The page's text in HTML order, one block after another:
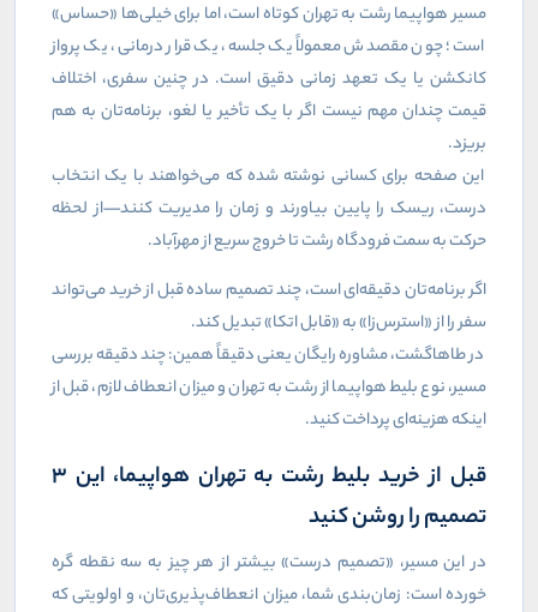
مسیر هواپیما رشت به تهران کوتاه است، اما برای خیلی‌ها «حساس»
است؛ چون مقصدش معمولاً یک جلسه، یک قرار درمانی، یک پرواز
کانکشن یا یک تعهد زمانی دقیق است. در چنین سفری، اختلاف
قیمت چندان مهم نیست اگر با یک تأخیر یا لغو، برنامه‌تان به هم
بریزد.
این صفحه برای کسانی نوشته شده که می‌خواهند با یک انتخاب
درست، ریسک را پایین بیاورند و زمان را مدیریت کنند—از لحظه
حرکت به سمت فرودگاه رشت تا خروج سریع از مهرآباد.
اگر برنامه‌تان دقیقه‌ای است، چند تصمیم ساده قبل از خرید می‌تواند
سفر را از «استرس‌زا» به «قابل اتکا» تبدیل کند.
در طاهاگشت، مشاوره رایگان یعنی دقیقاً همین: چند دقیقه بررسی
مسیر، نوع بلیط هواپیما از رشت به تهران و میزان انعطاف لازم، قبل از
اینکه هزینه‌ای پرداخت کنید.
قبل از خرید بلیط رشت به تهران هواپیما، این ۳
تصمیم را روشن کنید
در این مسیر، «تصمیم درست» بیشتر از هر چیز به سه نقطه گره
خورده است: زمان‌بندی شما، میزان انعطاف‌پذیری‌تان، و اولویتی که